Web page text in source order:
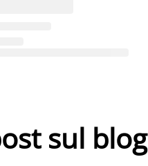
sul blog